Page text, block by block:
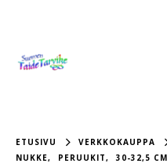
ETUSIVU
VERKKOKAUPPA
NUKKE, PERUUKIT,
30-32,5